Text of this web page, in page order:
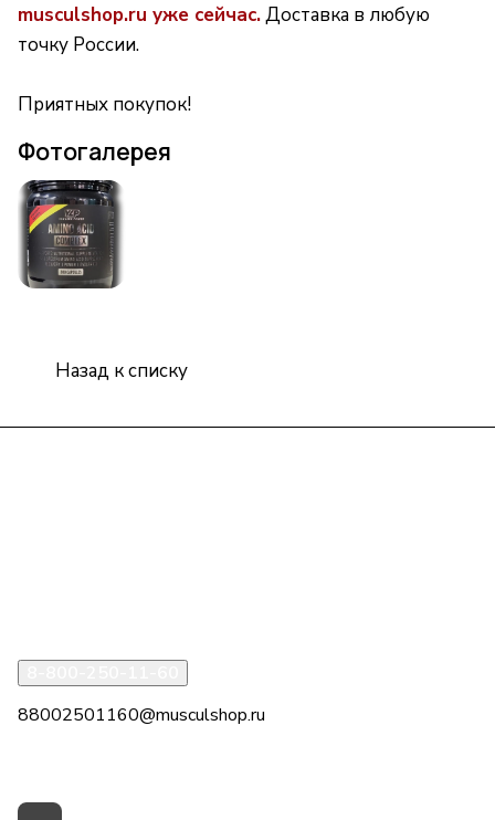
musculshop.ru уже сейчас.Доставка в любую
точку России.
Приятных покупок!
Фотогалерея
Назад к списку
88002501160@musculshop.ru